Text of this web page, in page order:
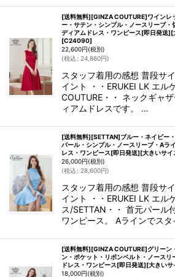
[送料無料][GINZA COUTURE]ワインレ
ー・サテン・シンプル・ノースリーブ・
ディアムドレス・ワンピース[即日発送][
[C24090]
22,600円(税別)
(税込 : 24,860円)
スタッフ着用の感想 普段サ
イント ・・ERUKEI LK エル
COUTURE・・ ネックギャ
ィアムドレスです。 …
[送料無料][SETTAN]ブルー・ネイビー
パール・シンプル・ノースリーブ・Aラ
レス・ワンピース[即日発送][大きいサイ
26,000円(税別)
(税込 : 28,600円)
スタッフ着用の感想 普段サ
イント ・・ERUKEI LK エル
ス/SETTAN・・ 首元パール
ワンピース。 Aラインでス
[送料無料][GINZA COUTURE]グリーン
ン・ポケット・リボンベルト・ノースリ
ドレス・ワンピース[即日発送][大きいサ
18,000円(税別)